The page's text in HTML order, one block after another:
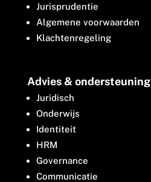
Jurisprudentie
Algemene voorwaarden
Klachtenregeling
Advies & ondersteuning
Juridisch
Onderwijs
Identiteit
HRM
Governance
Communicatie